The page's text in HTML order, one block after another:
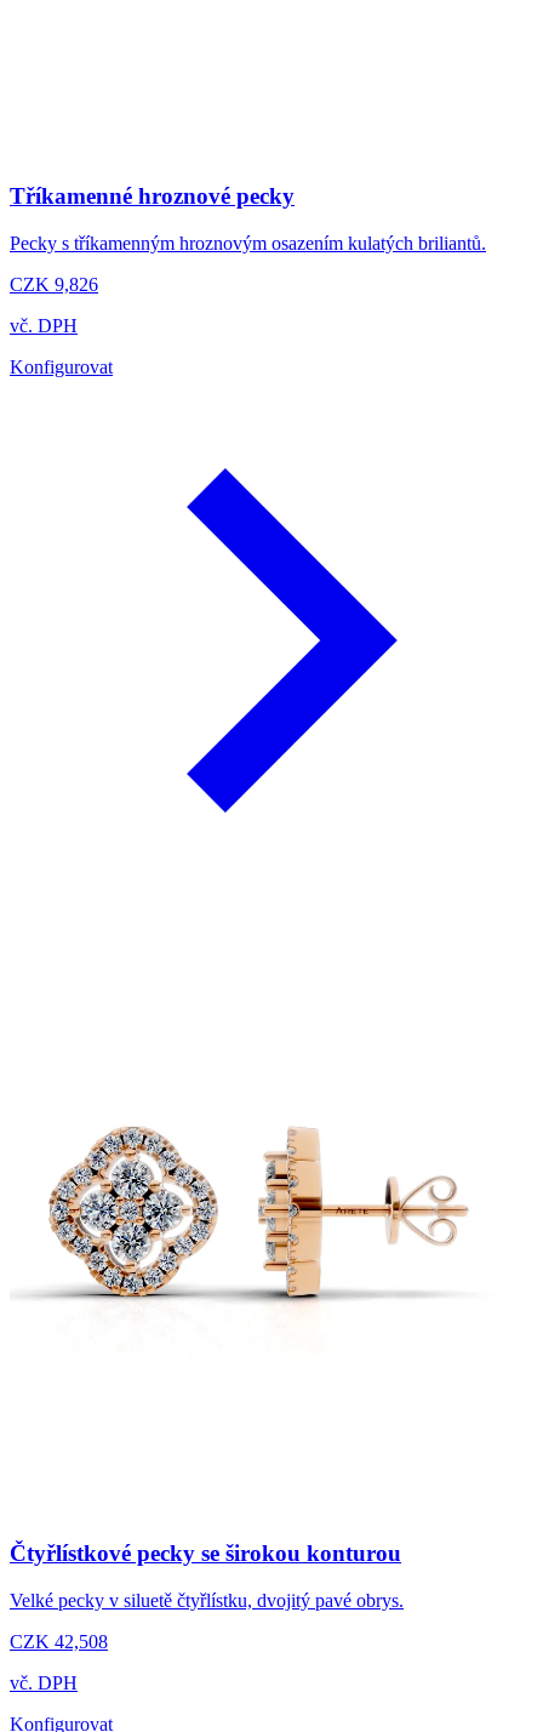
Tříkamenné hroznové pecky
Pecky s tříkamenným hroznovým osazením kulatých briliantů.
CZK 9,826
vč. DPH
Konfigurovat
Čtyřlístkové pecky se širokou konturou
Velké pecky v siluetě čtyřlístku, dvojitý pavé obrys.
CZK 42,508
vč. DPH
Konfigurovat